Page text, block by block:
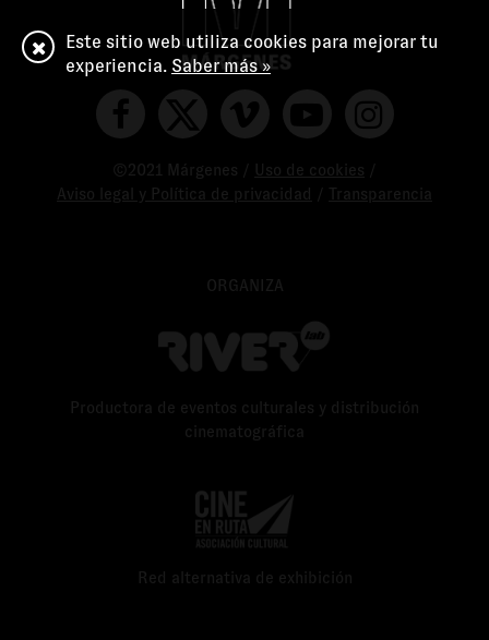
©2021 Márgenes / Uso de cookies
Aviso legal y Política de privacidad
Transparencia
ORGANIZA
Productora de eventos culturales y distribución
cinematográfica
Red alternativa de exhibición
Este sitio web utiliza cookies para mejorar tu
experiencia. Saber más »